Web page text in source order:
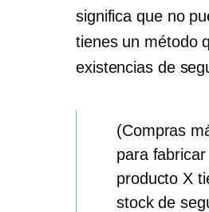
significa que no
tienes un método
existencias de
(Compras
para
producto X
stock de